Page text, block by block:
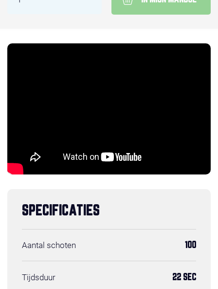
SPECIFICATIES
Aantal schoten 100
Tijdsduur 22 SEC